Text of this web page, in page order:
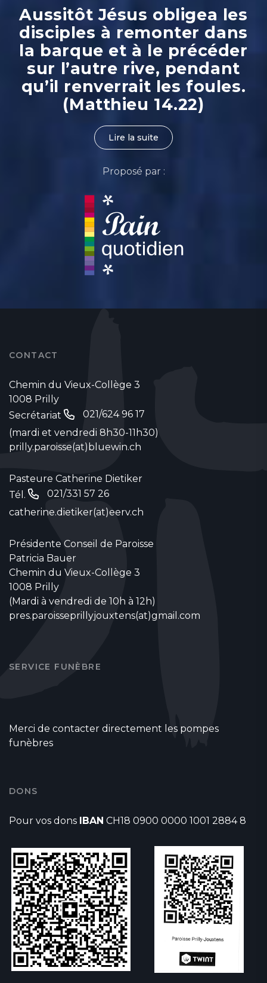
Aussitôt Jésus obligea les
disciples à remonter dans
la barque et à le précéder
sur l’autre rive, pendant
qu’il renverrait les foules.
(Matthieu 14.22)
Lire la suite
Proposé par :
CONTACT
Chemin du Vieux-Collège 3
1008 Prilly
Secrétariat
021/624 96 17
(mardi et vendredi 8h30-11h30)
prilly.paroisse(at)bluewin.ch
Pasteure Catherine Dietiker
Tél.
021/331 57 26
catherine.dietiker(at)eerv.ch
Présidente Conseil de Paroisse
Patricia Bauer
Chemin du Vieux-Collège 3
1008 Prilly
(Mardi à vendredi de 10h à 12h)
pres.paroisseprillyjouxtens(at)gmail.com
SERVICE FUNÈBRE
Merci de contacter directement les pompes
funèbres
DONS
Pour vos dons IBAN CH18 0900 0000 1001 2884 8